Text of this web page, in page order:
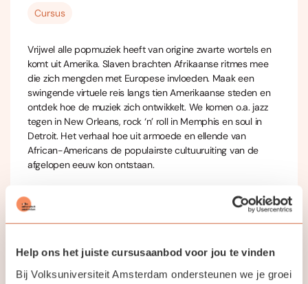
Help ons het juiste cursusaanbod voor jou te vinden
Bij Volksuniversiteit Amsterdam ondersteunen we je groei
Cursus
Vrijwel alle popmuziek heeft van origine zwarte wortels en
komt uit Amerika. Slaven brachten Afrikaanse ritmes mee
die zich mengden met Europese invloeden. Maak een
swingende virtuele reis langs tien Amerikaanse steden en
ontdek hoe de muziek zich ontwikkelt. We komen o.a. jazz
tegen in New Orleans, rock ‘n’ roll in Memphis en soul in
Detroit. Het verhaal hoe uit armoede en ellende van
African-Americans de populairste cultuuruiting van de
afgelopen eeuw kon ontstaan.
Met veel beeld en geluid van o.a. Aretha Franklin, Elvis, The
Supremes, The Beach Boys, Bruce Springsteen maar ook
The Beatles en The Stones.
Nieuwsgierig geworden?Schrijf je snel in!